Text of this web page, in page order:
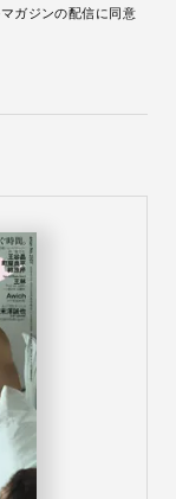
ガジンの配信に同意